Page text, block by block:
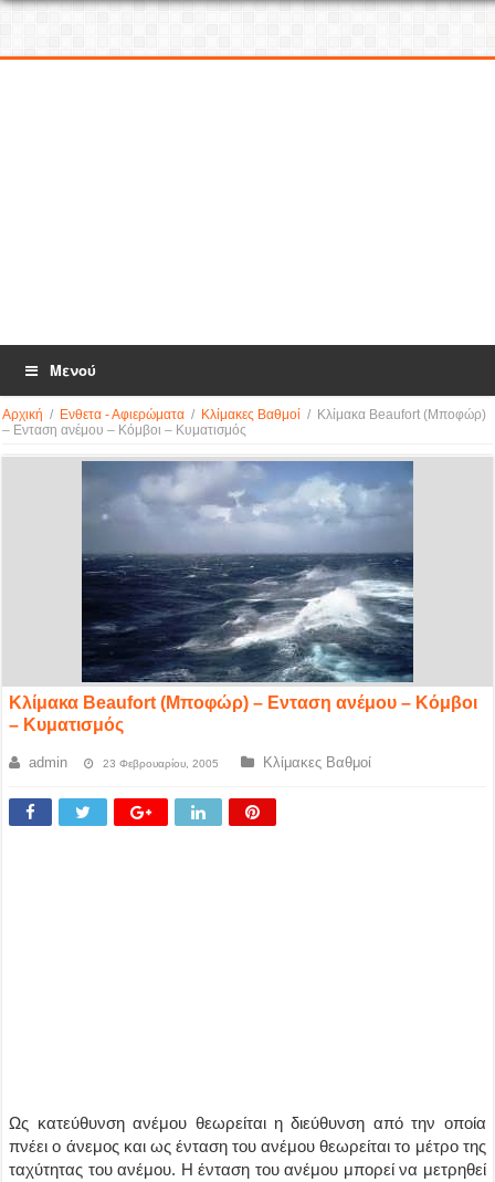
Μενού
Αρχική / Ενθετα - Αφιερώματα / Κλίμακες Βαθμοί / Κλίμακα Beaufort (Μποφώρ)
– Ενταση ανέμου – Κόμβοι – Κυματισμός
Κλίμακα Beaufort (Μποφώρ) – Ενταση ανέμου – Κόμβοι
– Κυματισμός
admin 23 Φεβρουαρίου, 2005 Κλίμακες Βαθμοί
Ως κατεύθυνση ανέμου θεωρείται η διεύθυνση από την οποία
πνέει ο άνεμος και ως ένταση του ανέμου θεωρείται το μέτρο της
ταχύτητας του ανέμου. Η ένταση του ανέμου μπορεί να μετρηθεί